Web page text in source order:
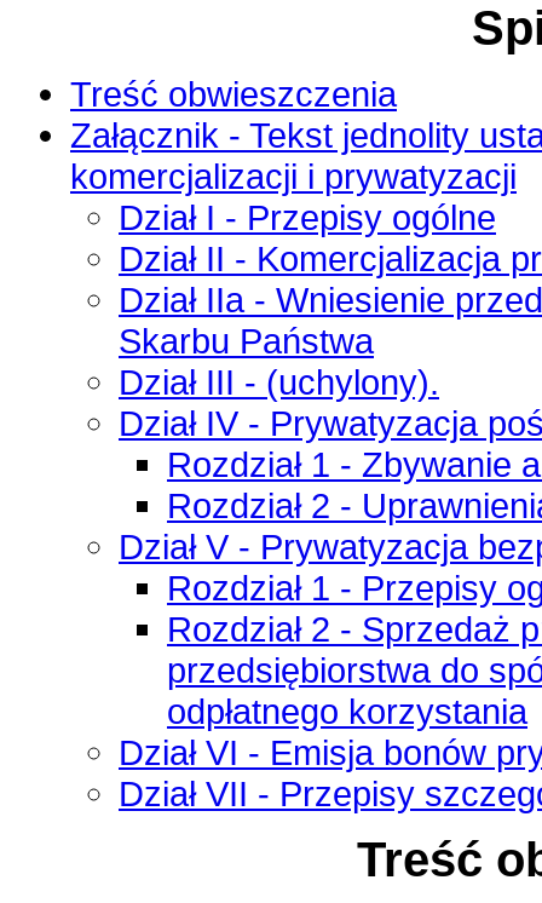
Treść obwieszczenia
Załącznik - Tekst jednolity
komercjalizacji i prywatyzacji
Dział I - Przepisy ogólne
Dział II - Komercjalizacja
Dział IIa - Wniesienie
Skarbu Państwa
Dział III - (uchylony).
Dział IV - Prywatyzacja
Rozdział 1 - Zbywanie
Rozdział 2 -
Dział V - Prywatyzacja
Rozdział 1 - Przepisy
Rozdział 2 - Sprzedaż
przedsiębiorstwa do
odpłatnego korzystania
Dział VI - Emisja bonów
Dział VII - Przepisy
Treść